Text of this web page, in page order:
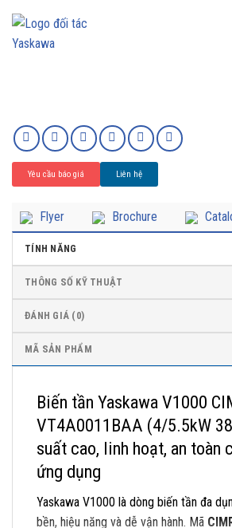
Yêu cầu báo giá Liên hệ
Flyer Brochure
TÍNH NĂNG
THÔNG SỐ KỸ THUẬT
ĐÁNH GIÁ (0)
MÃ SẢN PHẨM
Biến tần Yaskawa V1000
VT4A0011BAA (4/5.5kW
suất cao, linh hoạt, an toàn
ứng dụng
Yaskawa V1000 là dòng biến tần đa
bền, hiệu năng và dễ vận hành. Mã